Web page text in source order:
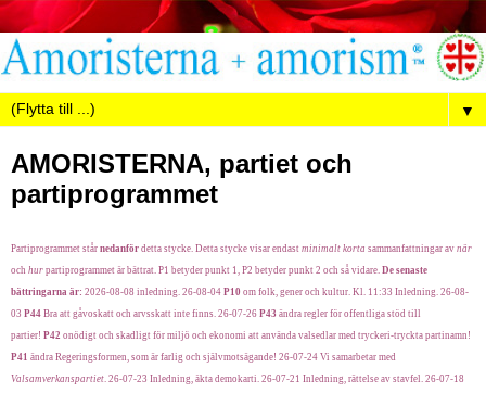
▼
AMORISTERNA, partiet och
partiprogrammet
Partiprogrammet står nedanför detta stycke. Detta stycke visar endast minimalt korta sammanfattningar av när
och hur partiprogrammet är bättrat. P1 betyder punkt 1, P2 betyder punkt 2 och så vidare. De senaste
bättringarna är: 2026-08-08 inledning. 26-08-04 P10 om folk, gener och kultur. Kl. 11:33 Inledning. 26-08-
03 P44 Bra att gåvoskatt och arvsskatt inte finns. 26-07-26 P43 ändra regler för offentliga stöd till
partier! P42 onödigt och skadligt för miljö och ekonomi att använda valsedlar med tryckeri-tryckta partinamn!
P41 ändra Regeringsformen, som är farlig och självmotsägande! 26-07-24 Vi samarbetar med
Valsamverkanspartiet . 26-07-23 Inledning, äkta demokarti. 26-07-21 Inledning, rättelse av stavfel. 26-07-18